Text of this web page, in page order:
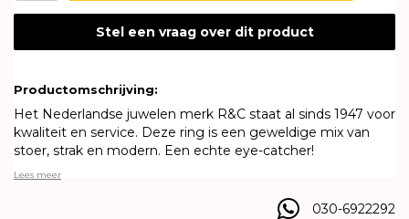
Stel een vraag over dit product
Productomschrijving:
Het Nederlandse juwelen merk R&C staat al sinds 1947 voor
kwaliteit en service. Deze ring is een geweldige mix van
stoer, strak en modern. Een echte eye-catcher!
Lees meer
030-6922292